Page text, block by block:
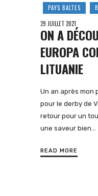
PAYS BALTES
29 JUILLET 2021
ON A
EUROPA
LITUANIE
Un an après mon
pour le derby de
retour pour un
une saveur bien…
READ MORE